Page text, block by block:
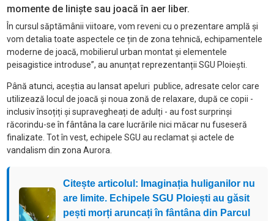
momente de liniște sau joacă în aer liber.
În cursul săptămânii viitoare, vom reveni cu o prezentare amplă și
vom detalia toate aspectele ce țin de zona tehnică, echipamentele
moderne de joacă, mobilierul urban montat și elementele
peisagistice introduse”, au anunțat reprezentanții SGU Ploiești.
Până atunci, aceștia au lansat apeluri publice, adresate celor care
utilizează locul de joacă și noua zonă de relaxare, după ce copii -
inclusiv însoțiți și supravegheați de adulți - au fost surprinși
răcorindu-se în fântâna la care lucrările nici măcar nu fuseseră
finalizate. Tot în vest, echipele SGU au reclamat și actele de
vandalism din zona Aurora.
Citește articolul: Imaginația huliganilor nu
are limite. Echipele SGU Ploiești au găsit
pești morți aruncați în fântâna din Parcul